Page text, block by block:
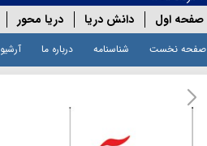
صفحه اول دانش دریا دریا محور
صفحه نخست شناسنامه درباره ما آرشیو